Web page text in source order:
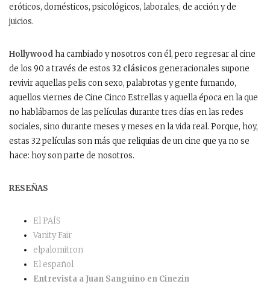
eróticos, domésticos, psicológicos, laborales, de acción y de
juicios.
Hollywood ha cambiado y nosotros con él, pero regresar al cine
de los 90 a través de estos 32 clásicos generacionales supone
revivir aquellas pelis con sexo, palabrotas y gente fumando,
aquellos viernes de Cine Cinco Estrellas y aquella época en la que
no hablábamos de las películas durante tres días en las redes
sociales, sino durante meses y meses en la vida real. Porque, hoy,
estas 32 películas son más que reliquias de un cine que ya no se
hace: hoy son parte de nosotros.
RESEÑAS
El PAÍS
Vanity Fair
elpalomitron
El español
Entrevista a Juan Sanguino en Cinezin